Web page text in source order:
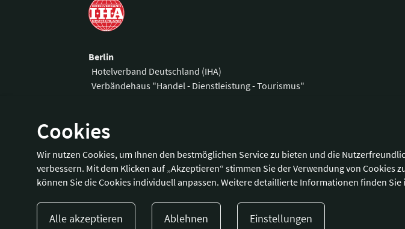
Cookies
Wir nutzen Cookies, um Ihnen den bestmöglichen Service zu bieten und die
verbessern. Mit dem Klicken auf „Akzeptieren“ stimmen Sie der Verwendung von Cookies
können Sie die Cookies individuell anpassen. Weitere detaillierte Informationen finden Sie
Alle akzeptieren Ablehnen Einstellungen
Berlin
Hotelverband Deutschland (IHA)
Verbändehaus "Handel - Dienstleistung - Tourismus"
10117 Berlin
Wegbeschreibung
Presse Kontakt Impressum Datenschutzerklärung